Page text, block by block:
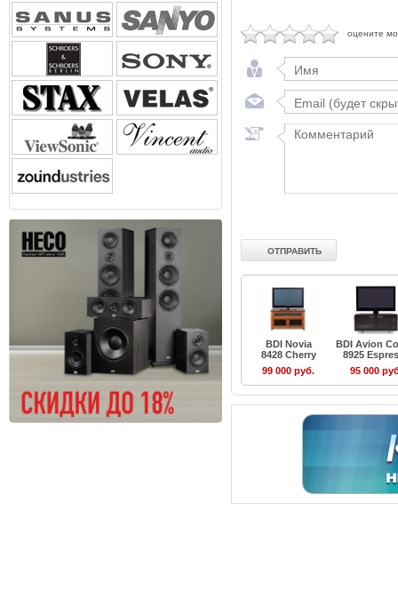
оцените
BDI Novia
8428 Cherry
99 000 руб.
BDI Avion
8925
95 000